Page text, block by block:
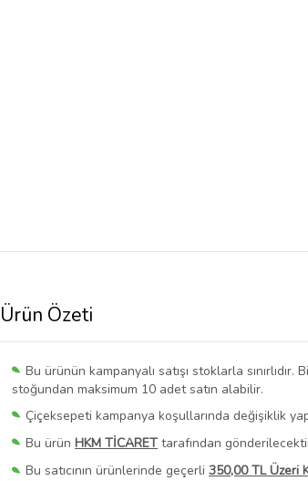
Ürün Özeti
Bu ürünün kampanyalı satışı stoklarla
stoğundan maksimum 10 adet satın alabilir.
Çiçeksepeti kampanya koşullarında değişiklik
Bu ürün HKM TİCARET tarafından
Bu satıcının ürünlerinde geçerli 350,00 TL Üzeri